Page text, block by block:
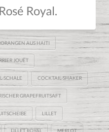
Royal.
AUS HAITI
JOUËT
SCHALE COCKTAIL-SHAKER
GRAPEFRUITSAFT
LILLET
LILLET ROYAL MERLOT